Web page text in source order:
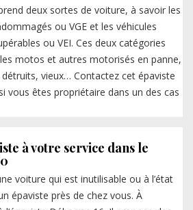
deux sortes de voiture, à savoir les
ou VGE et les véhicules
ou VEI. Ces deux catégories
motos et autres motorisés en panne,
vieux… Contactez cet épaviste
vous êtes propriétaire dans un des cas
à votre service dans le
voiture qui est inutilisable ou à l’état
épaviste près de chez vous. À